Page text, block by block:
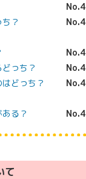
？
っち？
どっち？
る？
て